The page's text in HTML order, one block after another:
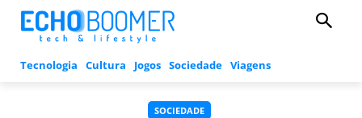
Tecnologia Cultura Jogos Sociedade Viagens
SOCIEDADE